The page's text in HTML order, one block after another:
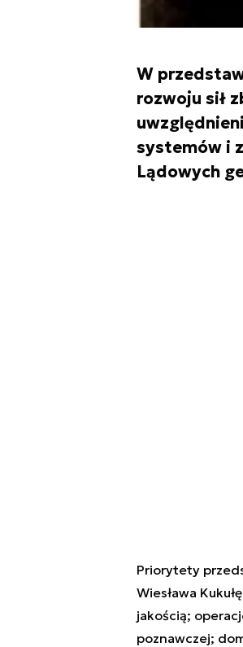
W
rozwoju sił
systemów i
Lądowych
Priorytety
Wiesława
jakością;
poznawczej;